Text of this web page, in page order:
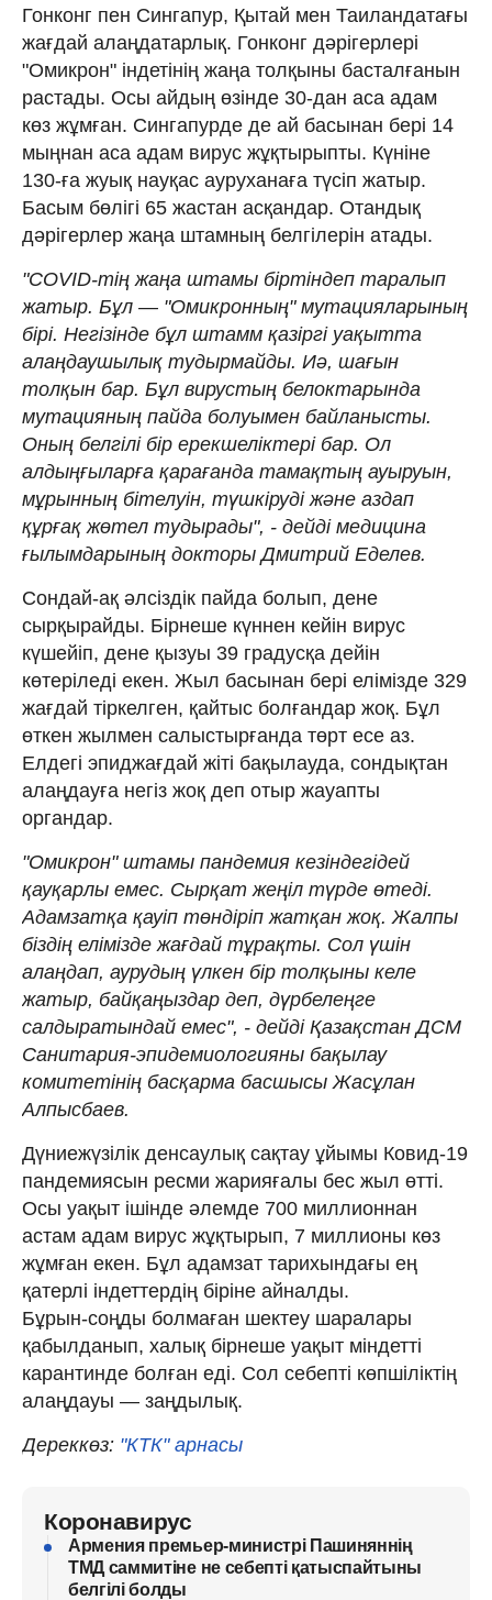
Гонконг пен Сингапур, Қытай мен Таиландатағы
жағдай алаңдатарлық. Гонконг дәрігерлері
"Омикрон" індетінің жаңа толқыны басталғанын
растады. Осы айдың өзінде 30-дан аса адам
көз жұмған. Сингапурде де ай басынан бері 14
мыңнан аса адам вирус жұқтырыпты. Күніне
130-ға жуық науқас ауруханаға түсіп жатыр.
Басым бөлігі 65 жастан асқандар. Отандық
дәрігерлер жаңа штамның белгілерін атады.
"COVID-тің жаңа штамы біртіндеп таралып
жатыр. Бұл — "Омикронның" мутацияларының
бірі. Негізінде бұл штамм қазіргі уақытта
алаңдаушылық тудырмайды. Иә, шағын
толқын бар. Бұл вирустың белоктарында
мутацияның пайда болуымен байланысты.
Оның белгілі бір ерекшеліктері бар. Ол
алдыңғыларға қарағанда тамақтың ауыруын,
мұрынның бітелуін, түшкіруді және аздап
құрғақ жөтел тудырады", - дейді медицина
ғылымдарының докторы Дмитрий Еделев.
Сондай-ақ әлсіздік пайда болып, дене
сырқырайды. Бірнеше күннен кейін вирус
күшейіп, дене қызуы 39 градусқа дейін
көтеріледі екен. Жыл басынан бері елімізде 329
жағдай тіркелген, қайтыс болғандар жоқ. Бұл
өткен жылмен салыстырғанда төрт есе аз.
Елдегі эпиджағдай жіті бақылауда, сондықтан
алаңдауға негіз жоқ деп отыр жауапты
органдар.
"Омикрон" штамы пандемия кезіндегідей
қауқарлы емес. Сырқат жеңіл түрде өтеді.
Адамзатқа қауіп төндіріп жатқан жоқ. Жалпы
біздің елімізде жағдай тұрақты. Сол үшін
алаңдап, аурудың үлкен бір толқыны келе
жатыр, байқаңыздар деп, дүрбелеңге
салдыратындай емес", - дейді Қазақстан ДСМ
Санитария-эпидемиологияны бақылау
комитетінің басқарма басшысы Жасұлан
Алпысбаев.
Дүниежүзілік денсаулық сақтау ұйымы Ковид-19
пандемиясын ресми жарияғалы бес жыл өтті.
Осы уақыт ішінде әлемде 700 миллионнан
астам адам вирус жұқтырып, 7 миллионы көз
жұмған екен. Бұл адамзат тарихындағы ең
қатерлі індеттердің біріне айналды.
Бұрын‑соңды болмаған шектеу шаралары
қабылданып, халық бірнеше уақыт міндетті
карантинде болған еді. Сол себепті көпшіліктің
алаңдауы — заңдылық.
Дереккөз: "КТК" арнасы
Коронавирус
Армения премьер-министрі Пашиняннің
ТМД саммитіне не себепті қатыспайтыны
белгілі болды